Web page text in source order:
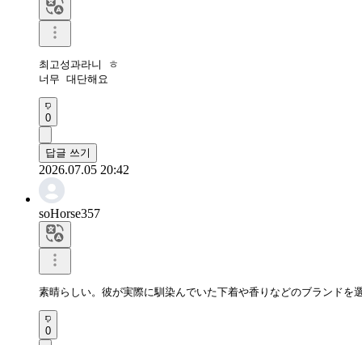
최고성과라니 ㅎ
너무 대단해요
0
답글 쓰기
2026.07.05 20:42
soHorse357
素晴らしい。彼が実際に馴染んでいた下着や香りなどのブランドを
0